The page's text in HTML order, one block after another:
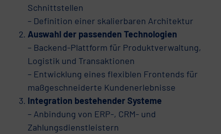
Schnittstellen
– Definition einer skalierbaren Architektur
Auswahl der passenden Technologien
– Backend-Plattform für Produktverwaltung,
Logistik und Transaktionen
– Entwicklung eines flexiblen Frontends für
maßgeschneiderte Kundenerlebnisse
Integration bestehender Systeme
– Anbindung von ERP-, CRM- und
Zahlungsdienstleistern